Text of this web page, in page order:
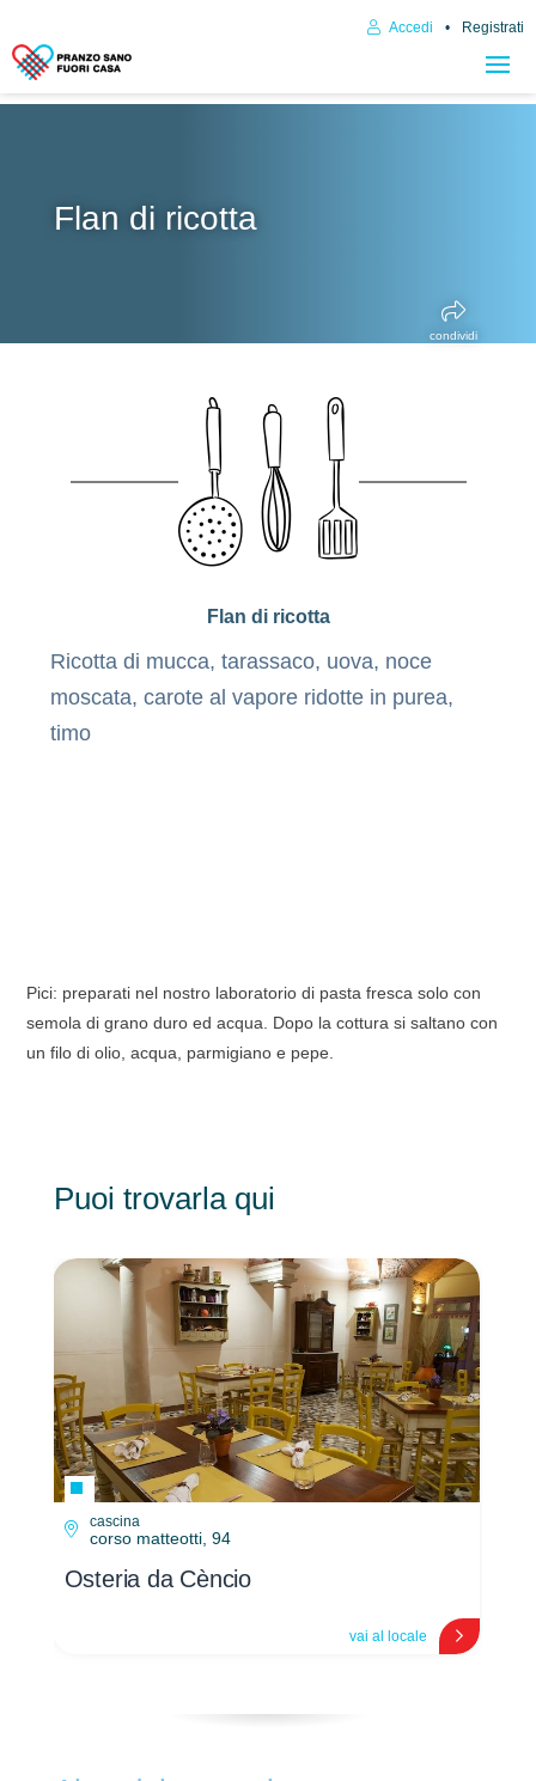
Accedi Registrati
Flan di ricotta
condividi
Pici: preparati nel nostro laboratorio di pasta fresca solo con
semola di grano duro ed acqua. Dopo la cottura si saltano con
un filo di olio, acqua, parmigiano e pepe.
Flan di ricotta
Ricotta di mucca, tarassaco, uova, noce
moscata, carote al vapore ridotte in purea,
timo
Puoi trovarla qui
cascina
corso matteotti, 94
Osteria da Cèncio
vai al locale